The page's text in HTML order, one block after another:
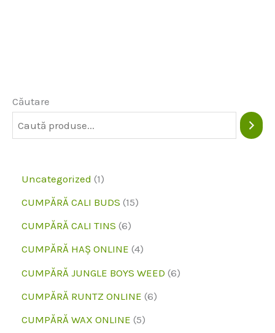
Căutare
Uncategorized 11
p
s
CUMPĂRĂ CALI BUDS 151
u
CUMPĂRĂ CALI TINS 66
p
CUMPĂRĂ HAȘ ONLINE 44
p
CUMPĂRĂ JUNGLE BOYS WEED 66
CUMPĂRĂ RUNTZ ONLINE 66
CUMPĂRĂ WAX ONLINE 55